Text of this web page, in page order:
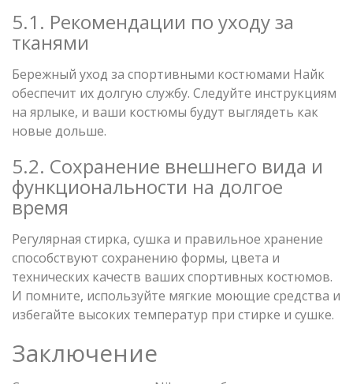
5.1. Рекомендации по уходу за
тканями
Бережный уход за спортивными костюмами Найк
обеспечит их долгую службу. Следуйте инструкциям
на ярлыке, и ваши костюмы будут выглядеть как
новые дольше.
5.2. Сохранение внешнего вида и
функциональности на долгое
время
Регулярная стирка, сушка и правильное хранение
способствуют сохранению формы, цвета и
технических качеств ваших спортивных костюмов.
И помните, используйте мягкие моющие средства и
избегайте высоких температур при стирке и сушке.
Заключение